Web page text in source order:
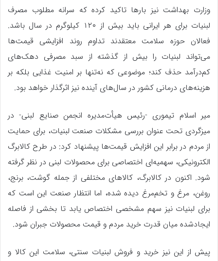
وزارت بهداشت نیز بارها تاکید کرده که سرانه مطلوب مصرف
لبنیات برای هر ایرانی باید بیش از ۱۲۰ کیلوگرم در سال باشد.
فعالان حوزه سلامت معتقدند تداوم روند افزایشی قیمت‌ها
می‌تواند لبنیات را بیش از گذشته از سبد مصرفی دهک‌های
کم‌درآمد حذف کند؛ موضوعی که نه‌تنها بر امنیت غذایی بلکه بر
هزینه‌های درمانی کشور در سال‌های آینده نیز اثرگذار خواهد بود.
میر اسلام تیموری -رئیس هیأت‌مدیره انجمن صنایع لبنی- در
میزگردی تحت عنوان بررسی مشکلات صنعت لبنیات، برای حمایت
از مردم در برابر این افزایش قیمت‌ها پیشنهاد کرد: در طرح کالابرگ
الکترونیکی، سهمیه‌ای اختصاصی برای محصولات لبنی در نظر گرفته
شود. اکنون در کالابرگ، کالاهای مختلفی از جمله گوشت، برنج،
روغن، مرغ و تخم‌مرغ دیده شده، اما انتظار صنعت این است که
برای لبنیات نیز سهم مشخصی اختصاص یابد تا بخشی از فاصله
ایجادشده میان قدرت خرید مردم و قیمت محصولات جبران شود.
پیش از این نیز خرید و فروش لبنیات سنتی، سلامت این کالا و